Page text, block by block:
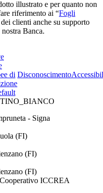
illustrato e per quanto non
riferimento ai “Fogli
clienti anche su supporto
Banca.
di Disconoscimento
- Signa
(FI)
(FI)
(FI)
ICCREA